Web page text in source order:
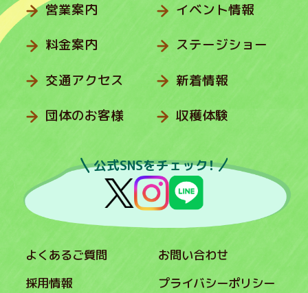
営業案内
料金案内
交通アクセス
団体のお客様
イベント情報
ステージショー
新着情報
収穫体験
公式SNSをチェック！
よくあるご質問
お問い合わせ
採用情報
プライバシーポリシー